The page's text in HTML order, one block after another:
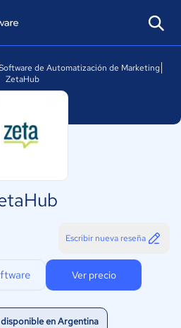
de Automatización de Marketing
ZetaHub
Escribir nueva reseña
Ver precio
en Argentina